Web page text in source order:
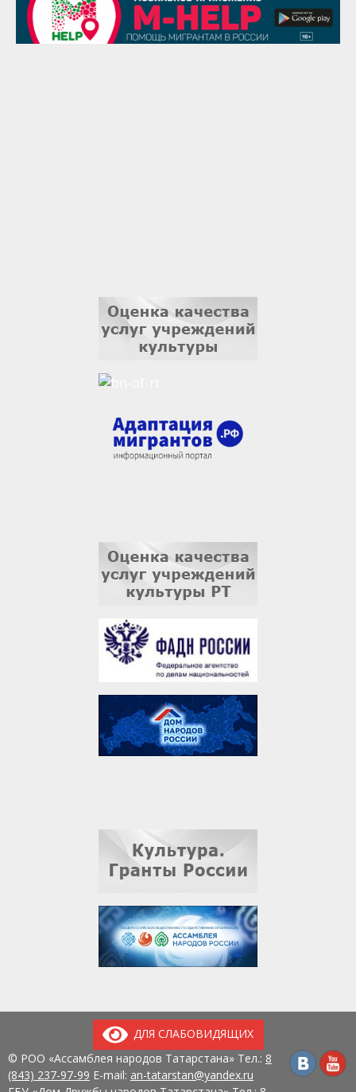
29 августа
Надежда Рослова
ДЛЯ СЛАБОВИДЯЩИХ
© РОО «Ассамблея народов Татарстана» Тел.: 8
(843) 237-97-99 E-mail: an-tatarstan@yandex.ru